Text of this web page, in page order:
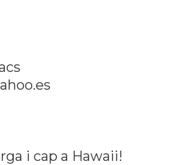
i cap a Hawaii!